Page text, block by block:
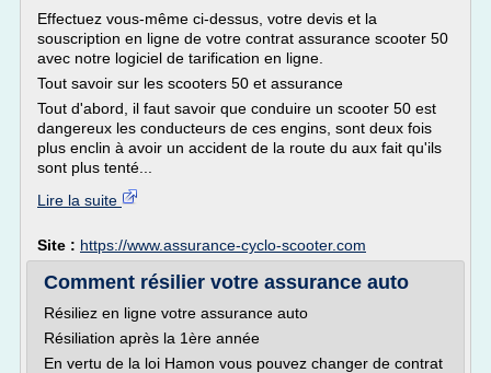
Effectuez vous-même ci-dessus, votre devis et la
souscription en ligne de votre contrat assurance scooter 50
avec notre logiciel de tarification en ligne.
Tout savoir sur les scooters 50 et assurance
Tout d'abord, il faut savoir que conduire un scooter 50 est
dangereux les conducteurs de ces engins, sont deux fois
plus enclin à avoir un accident de la route du aux fait qu'ils
sont plus tenté...
Lire la suite
Site : https://www.assurance-cyclo-scooter.com
Comment résilier votre assurance auto
Résiliez en ligne votre assurance auto
Résiliation après la 1ère année
En vertu de la loi Hamon vous pouvez changer de contrat